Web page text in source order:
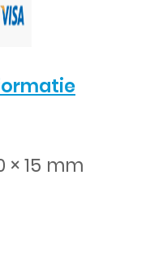
× 15 mm